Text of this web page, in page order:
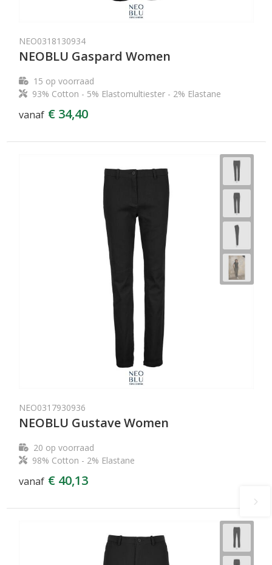
NEO0318130934
NEOBLU Gaspard Women
15 op voorraad
93% Cotton - 5% Elastomultiester - 2% Elastane
vanaf € 34,40
NEO0317930936
NEOBLU Gustave Women
20 op voorraad
98% Cotton - 2% Elastane
vanaf € 40,13